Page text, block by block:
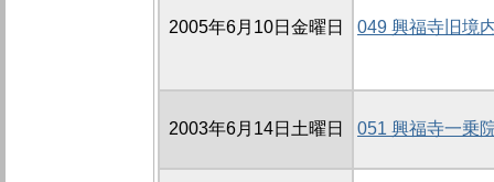
2005年6月10日金曜日 049 興福寺旧境
2003年6月14日土曜日 051 興福寺一乗